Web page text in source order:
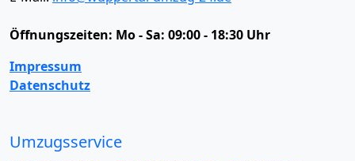
Öffnungszeiten: Mo - Sa: 09:00 - 18:30 Uhr
Impressum
Datenschutz
Umzugsservice